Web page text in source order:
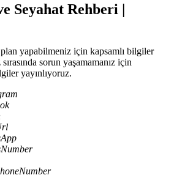
Seyahat Rehberi |
yapabilmeniz için kapsamlı bilgiler
sorun yaşamamanız için
yayınlıyoruz.